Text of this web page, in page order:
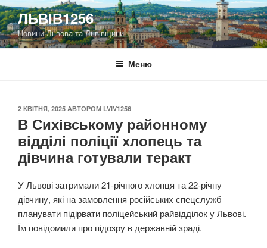
Перейти
до
вмісту
ЛЬВІВ1256
Новини Львова та Львівщини
Меню
ОПУБЛІКОВАНО
2 КВІТНЯ, 2025 АВТОРОМ LVIV1256
В Сихівському районному
відділі поліції хлопець та
дівчина готували теракт
У Львові затримали 21-річного хлопця та 22-річну
дівчину, які на замовлення російських спецслужб
планувати підірвати поліцейський райвідділок у Львові.
Їм повідомили про підозру в державній зраді.